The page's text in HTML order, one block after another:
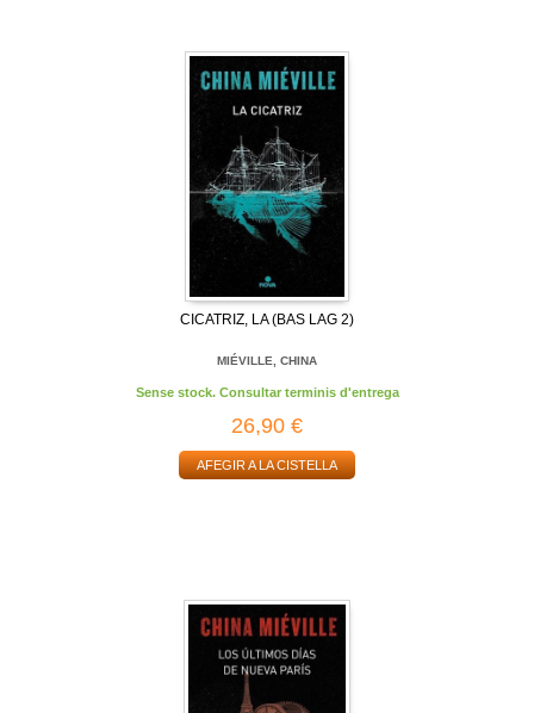
CICATRIZ, LA (BAS LAG 2)
MIÉVILLE, CHINA
Sense stock. Consultar terminis d'entrega
26,90 €
AFEGIR A LA CISTELLA